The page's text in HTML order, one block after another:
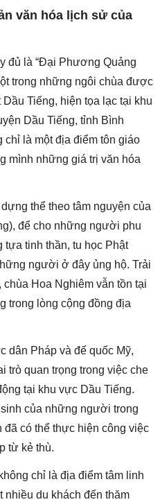
văn hóa lịch sử của
đủ là “Đại Phương Quảng
trong những ngôi chùa được
Tiếng, hiện tọa lạc tại khu
Dầu Tiếng, tỉnh Bình
là một địa điểm tôn giáo
mình những giá trị văn hóa
thể theo tâm nguyện của
để cho những người phu
tinh thần, tu học Phật
người ở đây ủng hộ. Trải
Hoa Nghiêm vẫn tồn tại
trong lòng cộng đồng địa
dân Pháp và đế quốc Mỹ,
trò quan trọng trong việc che
tại khu vực Dầu Tiếng.
của những người trong
có thể thực hiện công việc
từ kẻ thù.
chỉ là địa điểm tâm linh
nhiều du khách đến thăm